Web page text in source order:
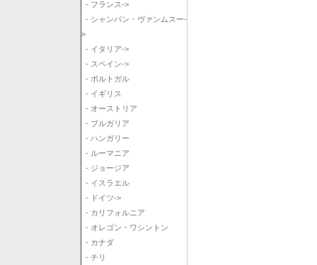
- フランス->
- シャンパン・ヴァンムスー-
>
- イタリア->
- スペイン->
- ポルトガル
- イギリス
- オーストリア
- ブルガリア
- ハンガリー
- ルーマニア
- ジョージア
- イスラエル
- ドイツ->
- カリフォルニア
- オレゴン・ワシントン
- カナダ
- チリ